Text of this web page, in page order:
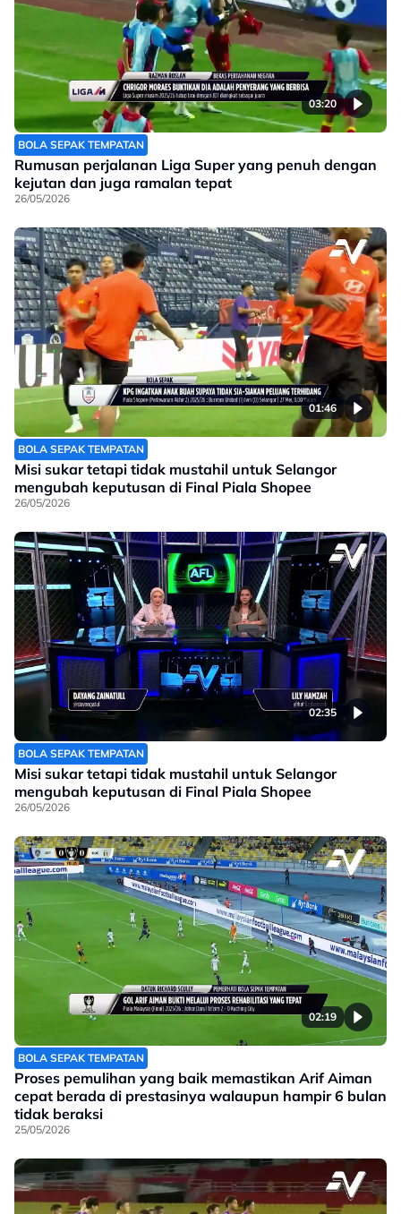
03:20
BOLA SEPAK TEMPATAN
Rumusan perjalanan Liga Super yang penuh dengan
kejutan dan juga ramalan tepat
26/05/2026
01:46
BOLA SEPAK TEMPATAN
Misi sukar tetapi tidak mustahil untuk Selangor
mengubah keputusan di Final Piala Shopee
26/05/2026
02:35
BOLA SEPAK TEMPATAN
Misi sukar tetapi tidak mustahil untuk Selangor
mengubah keputusan di Final Piala Shopee
26/05/2026
02:19
BOLA SEPAK TEMPATAN
Proses pemulihan yang baik memastikan Arif Aiman
cepat berada di prestasinya walaupun hampir 6 bulan
tidak beraksi
25/05/2026